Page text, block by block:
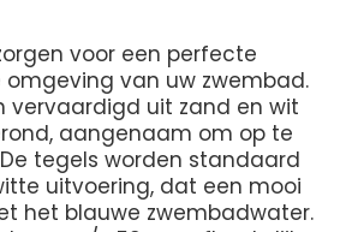
voor een perfecte
van uw zwembad.
vervaardigd uit zand en wit
aangenaam om op te
tegels worden standaard
uitvoering, dat een mooi
het blauwe zwembadwater.